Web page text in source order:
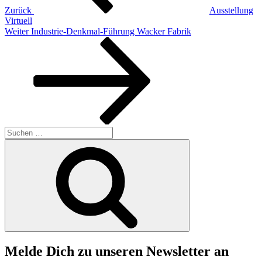
Zurück
Ausstellung
Virtuell
Nächster
Weiter Industrie-Denkmal-Führung Wacker Fabrik
Suchen
nach:
Melde Dich zu unseren Newsletter an